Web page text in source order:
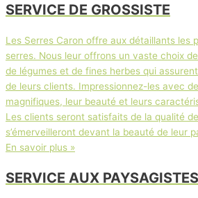
SERVICE DE GROSSISTE
Les Serres Caron offre aux détaillants les
serres. Nous leur offrons un vaste choix
de légumes et de fines herbes qui
de leurs clients. Impressionnez-les avec
magnifiques, leur beauté et leurs
Les clients seront satisfaits de la qualité
s’émerveilleront devant la beauté de leur
En savoir plus »
SERVICE AUX PAYSAGISTES